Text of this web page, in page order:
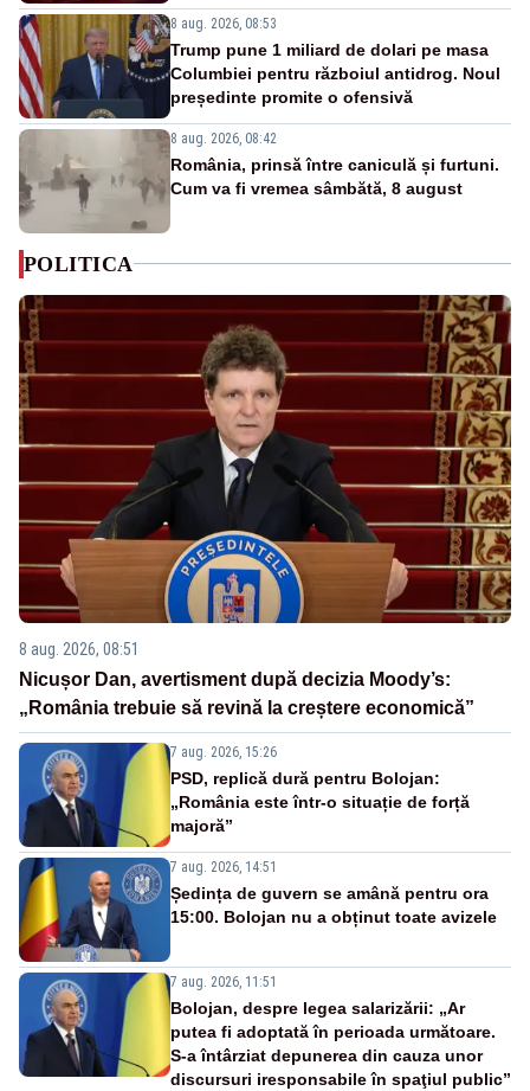
8 aug. 2026, 08:53
Trump pune 1 miliard de dolari pe masa
Columbiei pentru războiul antidrog. Noul
președinte promite o ofensivă
8 aug. 2026, 08:42
România, prinsă între caniculă și furtuni.
Cum va fi vremea sâmbătă, 8 august
POLITICA
8 aug. 2026, 08:51
Nicușor Dan, avertisment după decizia Moody’s:
„România trebuie să revină la creștere economică”
7 aug. 2026, 15:26
PSD, replică dură pentru Bolojan:
„România este într-o situație de forță
majoră”
7 aug. 2026, 14:51
Ședința de guvern se amână pentru ora
15:00. Bolojan nu a obținut toate avizele
7 aug. 2026, 11:51
Bolojan, despre legea salarizării: „Ar
putea fi adoptată în perioada următoare.
S-a întârziat depunerea din cauza unor
discursuri iresponsabile în spaţiul public”